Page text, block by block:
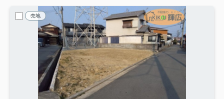
売地